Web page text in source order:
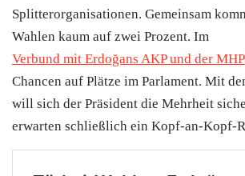
Splitterorganisationen. Gemeinsam
Wahlen kaum auf zwei Prozent. Im
Verbund mit Erdoğans AKP und der MHP
Chancen auf Plätze im Parlament. Mit
will sich der Präsident die Mehrheit
erwarten schließlich ein Kopf-an-Kopf-